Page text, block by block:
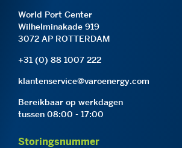
World Port Center
Wilhelminakade 919
3072 AP ROTTERDAM
+31 (0) 88 1007 222
klantenservice@varoenergy.com
Bereikbaar op werkdagen
tussen 08:00 - 17:00
Storingsnummer